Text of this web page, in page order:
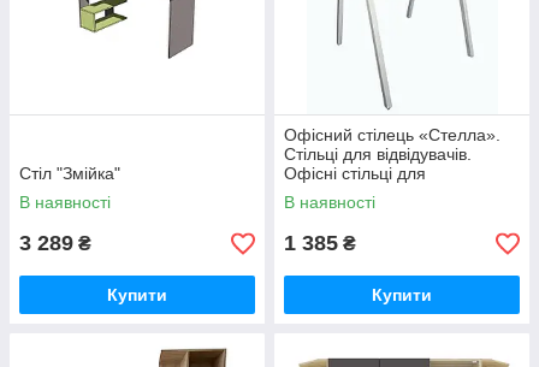
Стіл "Змійка"
В наявності
3 289 ₴
Купити
Офісний стілець «Стелла».
Стільці для відвідувачів.
Офісні стільці для
бомбосховища
В наявності
1 385 ₴
Купити